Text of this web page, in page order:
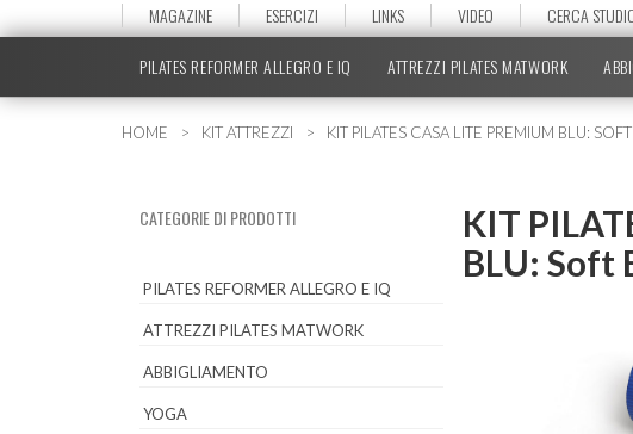
MAGAZINE ESERCIZI LINKS VIDEO CERCA
PILATES REFORMER ALLEGRO E IQ ATTREZZI PILATES MATWORK
HOME KIT ATTREZZI KIT PILATES CASA LITE PREMIUM BLU:
CATEGORIE DI PRODOTTI
PILATES REFORMER ALLEGRO E IQ
ATTREZZI PILATES MATWORK
ABBIGLIAMENTO
YOGA
KIT
BLU: Soft